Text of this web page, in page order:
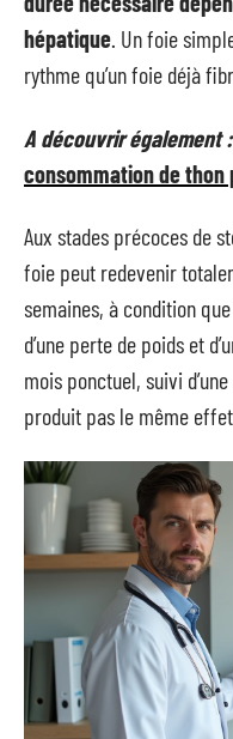
hépatique. Un foie
rythme qu’un foie déjà
A découvrir également :
consommation de thon
Aux stades précoces de
foie peut redevenir
semaines, à condition que
d’une perte de poids et
mois ponctuel, suivi
produit pas le même